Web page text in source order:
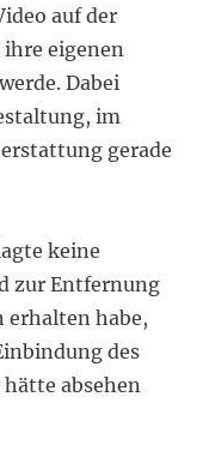
auf der
eigenen
Dabei
im
gerade
keine
zur Entfernung
habe,
des
absehen